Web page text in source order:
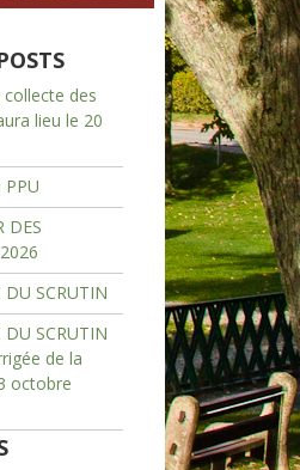
des
lieu le 20
DES
DU SCRUTIN
DU SCRUTIN
de la
octobre